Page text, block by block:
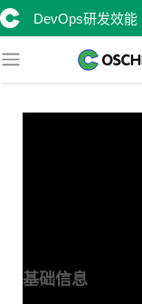
DevOps研发效能
基础信息